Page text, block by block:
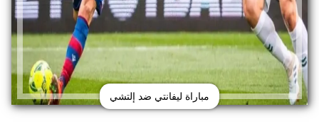
مباراة ليفانتي ضد إلتشي